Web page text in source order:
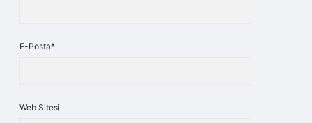
E-Posta*
Web Sitesi